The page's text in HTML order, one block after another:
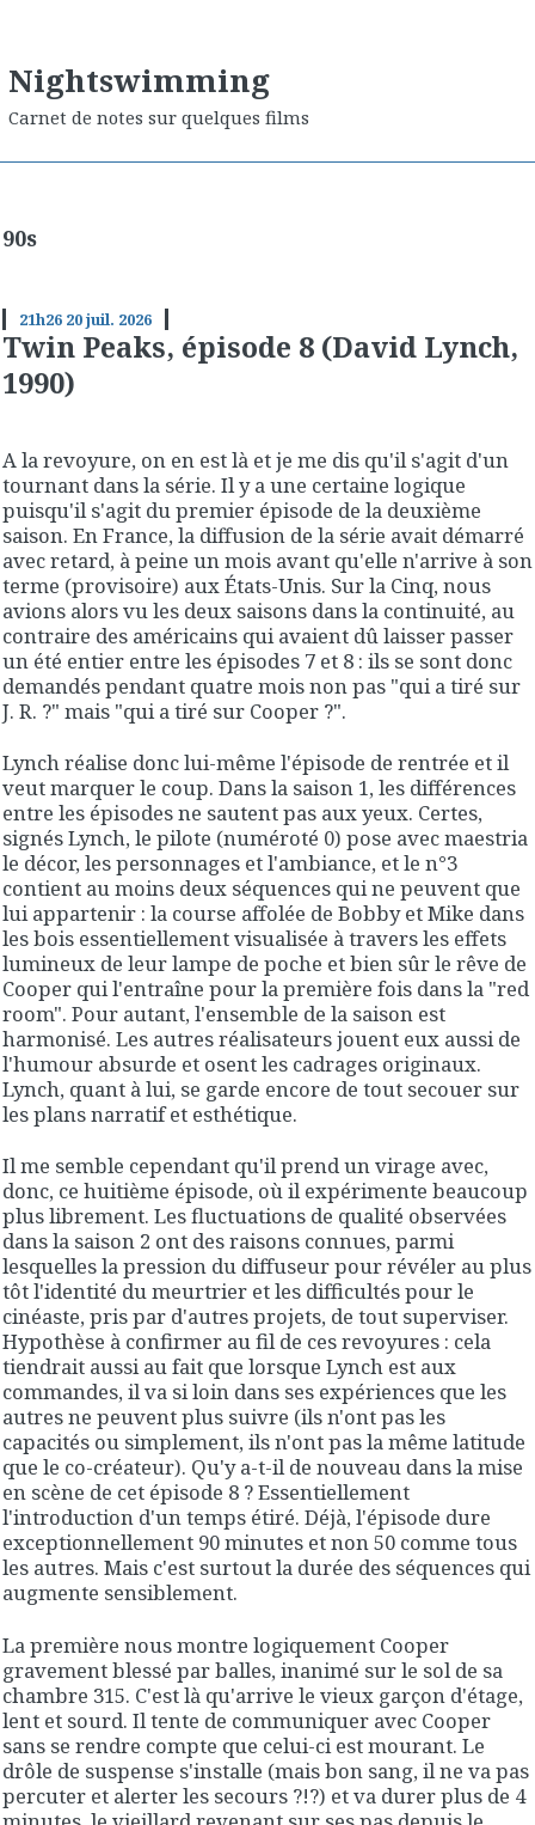
Nightswimming
Carnet de notes sur quelques films
90s
21h26 20juil. 2026
Twin Peaks, épisode 8 (David Lynch,
1990)
A la revoyure, on en est là et je me dis qu'il s'agit d'un
tournant dans la série. Il y a une certaine logique
puisqu'il s'agit du premier épisode de la deuxième
saison. En France, la diffusion de la série avait démarré
avec retard, à peine un mois avant qu'elle n'arrive à son
terme (provisoire) aux États-Unis. Sur la Cinq, nous
avions alors vu les deux saisons dans la continuité, au
contraire des américains qui avaient dû laisser passer
un été entier entre les épisodes 7 et 8 : ils se sont donc
demandés pendant quatre mois non pas "qui a tiré sur
J. R. ?" mais "qui a tiré sur Cooper ?".
Lynch réalise donc lui-même l'épisode de rentrée et il
veut marquer le coup. Dans la saison 1, les différences
entre les épisodes ne sautent pas aux yeux. Certes,
signés Lynch, le pilote (numéroté 0) pose avec maestria
le décor, les personnages et l'ambiance, et le n°3
contient au moins deux séquences qui ne peuvent que
lui appartenir : la course affolée de Bobby et Mike dans
les bois essentiellement visualisée à travers les effets
lumineux de leur lampe de poche et bien sûr le rêve de
Cooper qui l'entraîne pour la première fois dans la "red
room". Pour autant, l'ensemble de la saison est
harmonisé. Les autres réalisateurs jouent eux aussi de
l'humour absurde et osent les cadrages originaux.
Lynch, quant à lui, se garde encore de tout secouer sur
les plans narratif et esthétique.
Il me semble cependant qu'il prend un virage avec,
donc, ce huitième épisode, où il expérimente beaucoup
plus librement. Les fluctuations de qualité observées
dans la saison 2 ont des raisons connues, parmi
lesquelles la pression du diffuseur pour révéler au plus
tôt l'identité du meurtrier et les difficultés pour le
cinéaste, pris par d'autres projets, de tout superviser.
Hypothèse à confirmer au fil de ces revoyures : cela
tiendrait aussi au fait que lorsque Lynch est aux
commandes, il va si loin dans ses expériences que les
autres ne peuvent plus suivre (ils n'ont pas les
capacités ou simplement, ils n'ont pas la même latitude
que le co-créateur). Qu'y a-t-il de nouveau dans la mise
en scène de cet épisode 8 ? Essentiellement
l'introduction d'un temps étiré. Déjà, l'épisode dure
exceptionnellement 90 minutes et non 50 comme tous
les autres. Mais c'est surtout la durée des séquences qui
augmente sensiblement.
La première nous montre logiquement Cooper
gravement blessé par balles, inanimé sur le sol de sa
chambre 315. C'est là qu'arrive le vieux garçon d'étage,
lent et sourd. Il tente de communiquer avec Cooper
sans se rendre compte que celui-ci est mourant. Le
drôle de suspense s'installe (mais bon sang, il ne va pas
percuter et alerter les secours ?!?) et va durer plus de 4